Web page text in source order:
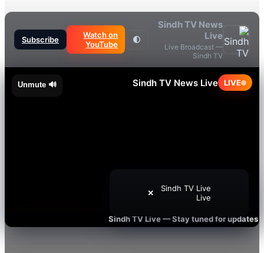
Sindh TV News
Live
Live Broadcast —
Sindh TV
Watch on
YouTube
Subscribe
Sindh TV News Live
Sindh TV Live — Stay tuned for
Sindh TV Live
✕